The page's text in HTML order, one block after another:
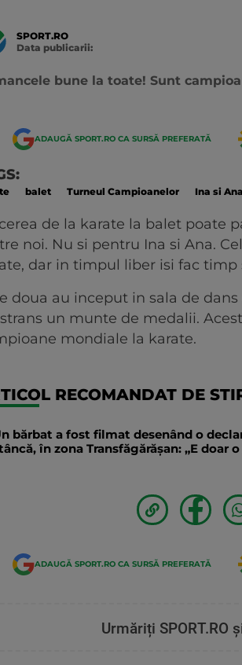
SPORT.RO
Data publicarii:
bune la toate! Sunt
ADAUGĂ SPORT.RO CA SURSĂ PREFERATĂ
balet Turneul Campioanelor Ina si Ana
de la karate la balet poate
noi. Nu si pentru Ina si Ana.
dar in timpul liber isi fac timp
doua au inceput in sala de
un munte de medalii.
mondiale la karate.
RECOMANDAT DE
bărbat a fost filmat desenând o
în zona Transfăgărăşan: „E doar
ADAUGĂ SPORT.RO CA SURSĂ PREFERATĂ
Urmăriți SPORT.RO